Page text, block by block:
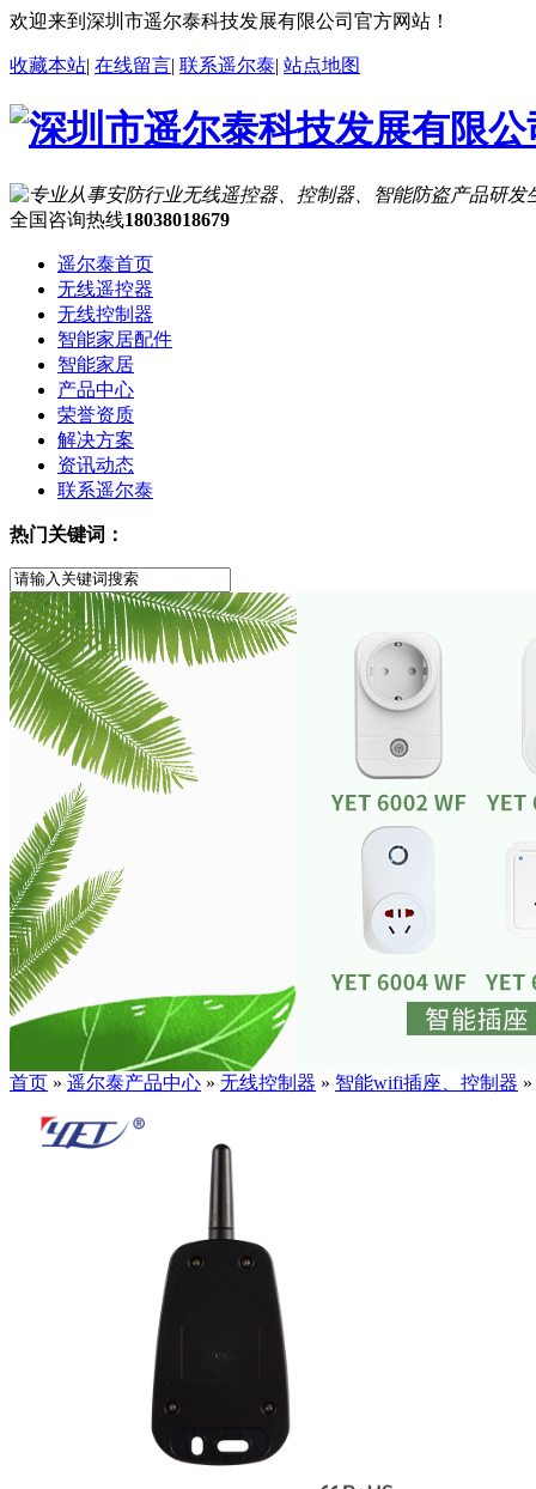
欢迎来到深圳市遥尔泰科技发展有限公司官方网站！
收藏本站| 在线留言| 联系遥尔泰| 站点地图
全国咨询热线18038018679
遥尔泰首页
无线遥控器
无线控制器
智能家居配件
智能家居
产品中心
荣誉资质
解决方案
资讯动态
联系遥尔泰
热门关键词：
首页 » 遥尔泰产品中心 » 无线控制器 » 智能wifi插座、控制器 »